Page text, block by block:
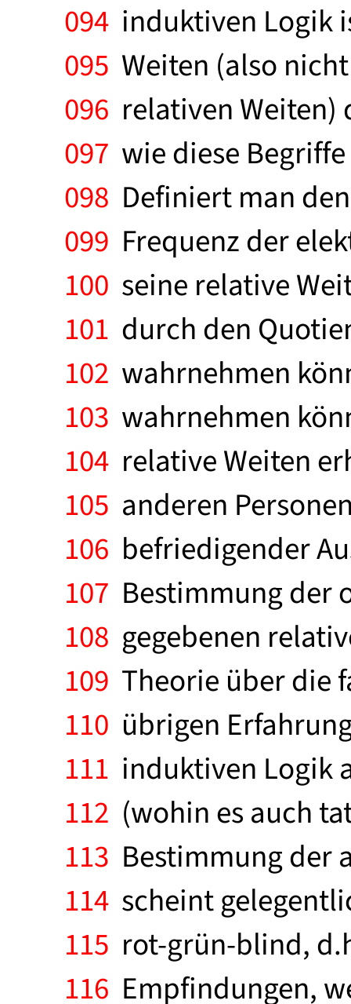
094 induktiven Logik
095 Weiten (also
096 relativen Weiten)
097 wie diese
098 Definiert man
099 Frequenz der
100 seine relative
101 durch den
102 wahrnehmen
103 wahrnehmen
104 relative Weiten
105 anderen
106 befriedigender
107 Bestimmung der
108 gegebenen
109 Theorie über die
110 übrigen
111 induktiven Logik
112 (wohin es auch
113 Bestimmung der
114 scheint
115 rot-grün-blind,
116 Empfindungen,